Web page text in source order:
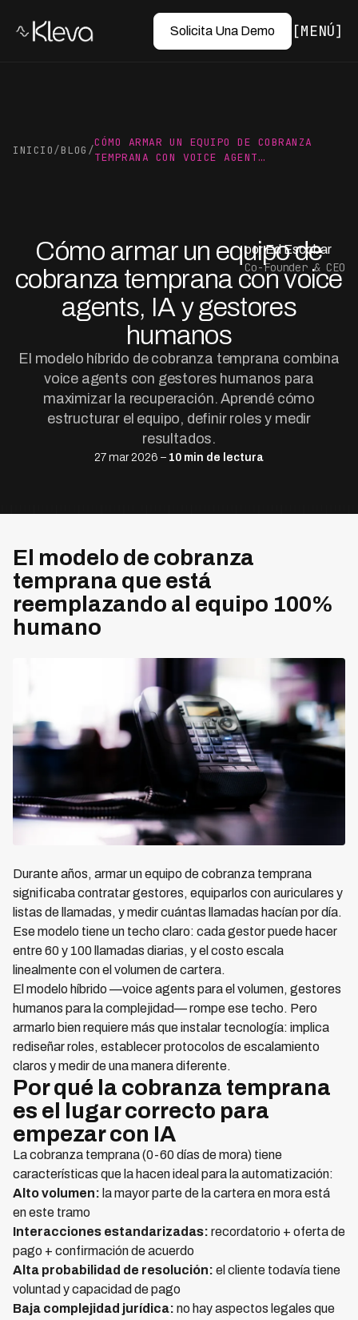
Solicita Una Demo MENÚ
INICIO/BLOG /
CÓMO ARMAR UN EQUIPO DE COBRANZA
TEMPRANA CON VOICE AGENT…
Cómo armar un equipo de
cobranza temprana con voice
agents, IA y gestores
humanos
El modelo híbrido de cobranza temprana combina
voice agents con gestores humanos para
maximizar la recuperación. Aprendé cómo
estructurar el equipo, definir roles y medir
resultados.
27 mar 2026 – 10 min de lectura
por Ed Escobar
Co-Founder & CEO
El modelo de cobranza
temprana que está
reemplazando al equipo 100%
humano
Durante años, armar un equipo de cobranza temprana
significaba contratar gestores, equiparlos con auriculares y
listas de llamadas, y medir cuántas llamadas hacían por día.
Ese modelo tiene un techo claro: cada gestor puede hacer
entre 60 y 100 llamadas diarias, y el costo escala
linealmente con el volumen de cartera.
El modelo híbrido —voice agents para el volumen, gestores
humanos para la complejidad— rompe ese techo. Pero
armarlo bien requiere más que instalar tecnología: implica
rediseñar roles, establecer protocolos de escalamiento
claros y medir de una manera diferente.
Por qué la cobranza temprana
es el lugar correcto para
empezar con IA
La cobranza temprana (0-60 días de mora) tiene
características que la hacen ideal para la automatización:
Alto volumen: la mayor parte de la cartera en mora está
en este tramo
Interacciones estandarizadas: recordatorio + oferta de
pago + confirmación de acuerdo
Alta probabilidad de resolución: el cliente todavía tiene
voluntad y capacidad de pago
Baja complejidad jurídica: no hay aspectos legales que